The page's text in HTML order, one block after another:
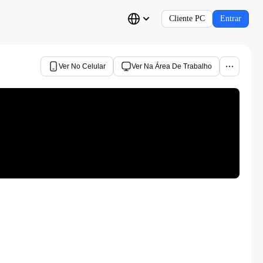
Cliente PC Entrar
Ver No Celular Ver Na Área De Trabalho